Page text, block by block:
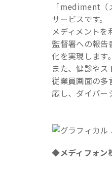
「mediment（
サービスです。
メディメント
監督署への報告
化を実現します。
また、健診やス
従業員画面の多
応し、ダイバー
◆メディフォン